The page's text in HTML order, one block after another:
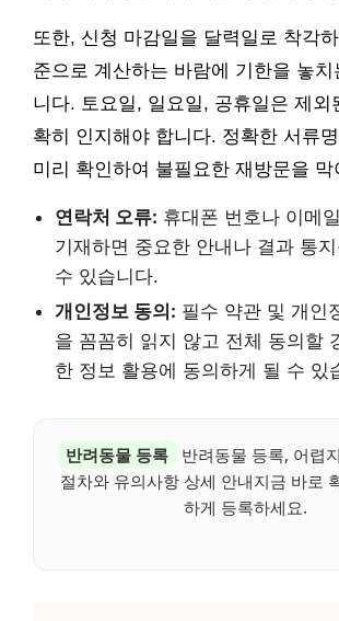
또한, 신청 마감일을 달력일로 착각
준으로 계산하는 바람에 기한을 놓
니다. 토요일, 일요일, 공휴일은 제외
확히 인지해야 합니다. 정확한 서류
미리 확인하여 불필요한 재방문을 막
연락처 오류: 휴대폰 번호나 이메
기재하면 중요한 안내나 결과 통
수 있습니다.
개인정보 동의: 필수 약관 및 개인
을 꼼꼼히 읽지 않고 전체 동의할
한 정보 활용에 동의하게 될 수 있
반려동물 등록
반려동물 등록, 어렵
절차와 유의사항 상세 안내지금 바로
하게 등록하세요.